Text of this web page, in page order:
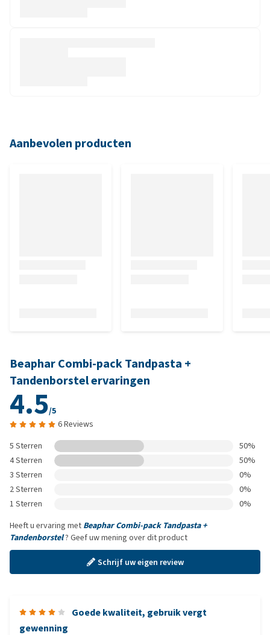
Aanbevolen producten
Beaphar Combi-pack Tandpasta +
Tandenborstel ervaringen
4.5/5
6 Reviews
5 Sterren
50%
4 Sterren
50%
3 Sterren
0%
2 Sterren
0%
1 Sterren
0%
Heeft u ervaring met Beaphar Combi-pack Tandpasta +
Tandenborstel? Geef uw mening over dit product
Schrijf uw eigen review
Goede kwaliteit, gebruik vergt
gewenning